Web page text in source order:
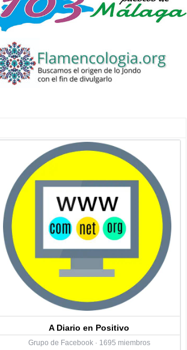
A Diario en Positivo
Grupo de Facebook · 1695 miembros